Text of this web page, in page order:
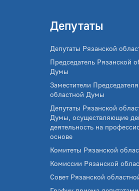
Депутаты
Депутаты Рязанской
Председатель Рязанской
Думы
Заместители
областной Думы
Депутаты Рязанской
Думы, осуществляющие
деятельность на
основе
Комитеты Рязанской
Комиссии Рязанской
Совет Рязанской